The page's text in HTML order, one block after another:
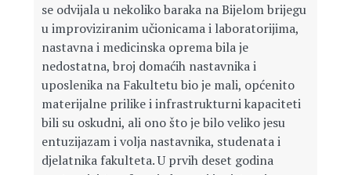
se odvijala u nekoliko baraka na Bijelom brijegu
u improviziranim učionicama i laboratorijima,
nastavna i medicinska oprema bila je
nedostatna, broj domaćih nastavnika i
uposlenika na Fakultetu bio je mali, općenito
materijalne prilike i infrastrukturni kapaciteti
bili su oskudni, ali ono što je bilo veliko jesu
entuzijazam i volja nastavnika, studenata i
djelatnika fakulteta. U prvih deset godina